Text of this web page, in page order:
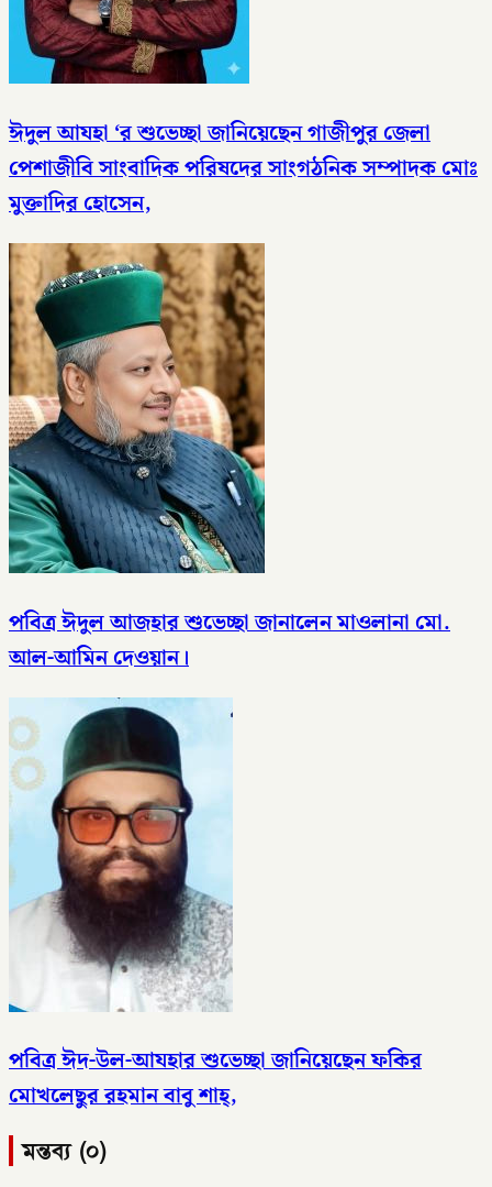
ঈদুল আযহা ‘র শুভেচ্ছা জানিয়েছেন গাজীপুর জেলা
পেশাজীবি সাংবাদিক পরিষদের সাংগঠনিক সম্পাদক মোঃ
মুক্তাদির হোসেন,
পবিত্র ঈদুল আজহার শুভেচ্ছা জানালেন মাওলানা মো.
আল-আমিন দেওয়ান।
পবিত্র ঈদ-উল-আযহার শুভেচ্ছা জানিয়েছেন ফকির
মোখলেছুর রহমান বাবু শাহ্,
মন্তব্য (০)